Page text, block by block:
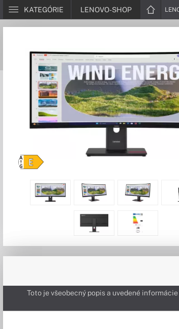
KATEGÓRIE LENOVO-SHOP
Toto je všeobecný popis a uvedené